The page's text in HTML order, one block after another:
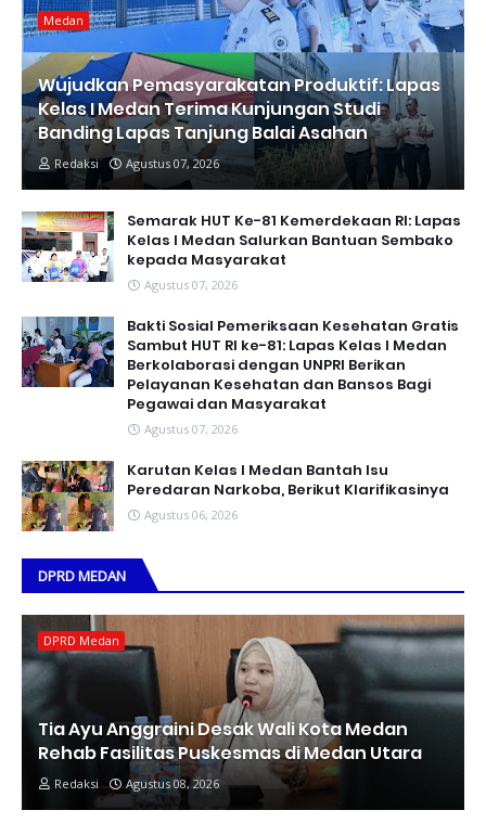
Medan
Wujudkan Pemasyarakatan Produktif: Lapas
Kelas I Medan Terima Kunjungan Studi
Banding Lapas Tanjung Balai Asahan
Redaksi Agustus 07, 2026
Semarak HUT Ke-81 Kemerdekaan RI: Lapas
Kelas I Medan Salurkan Bantuan Sembako
kepada Masyarakat
Agustus 07, 2026
Bakti Sosial Pemeriksaan Kesehatan Gratis
Sambut HUT RI ke-81: Lapas Kelas I Medan
Berkolaborasi dengan UNPRI Berikan
Pelayanan Kesehatan dan Bansos Bagi
Pegawai dan Masyarakat
Agustus 07, 2026
Karutan Kelas I Medan Bantah Isu
Peredaran Narkoba, Berikut Klarifikasinya
Agustus 06, 2026
DPRD MEDAN
DPRD Medan
Tia Ayu Anggraini Desak Wali Kota Medan
Rehab Fasilitas Puskesmas di Medan Utara
Redaksi Agustus 08, 2026